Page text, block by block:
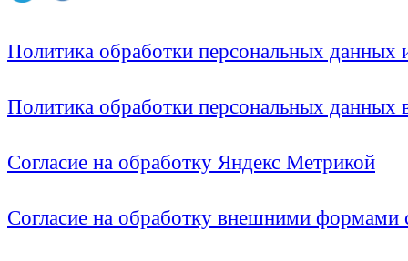
Политика обработки персональных
Политика обработки персональных
Согласие на обработку Яндекс Метрикой
Согласие на обработку внешними формами